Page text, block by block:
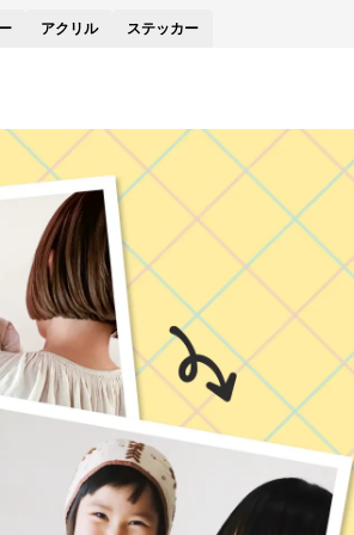
アクリル ステッカー